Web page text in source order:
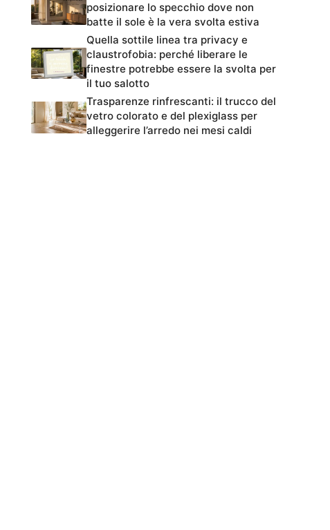
posizionare lo specchio dove non
batte il sole è la vera svolta estiva
Quella sottile linea tra privacy e
claustrofobia: perché liberare le
finestre potrebbe essere la svolta per
il tuo salotto
Trasparenze rinfrescanti: il trucco del
vetro colorato e del plexiglass per
alleggerire l’arredo nei mesi caldi